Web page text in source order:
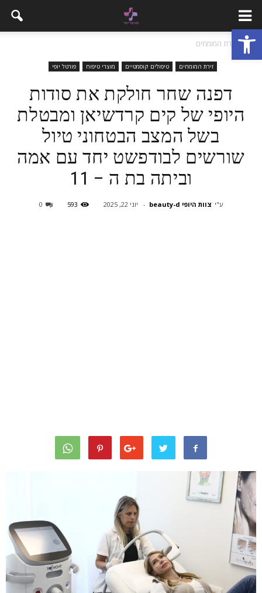
פתח סרגל נגישות
בית זירת המומחים
זירת המומחים טיפולים קוסמטיים מוצרי טיפוח פורטל יופי
דפנה שחר חולקת את סודות
היופי של קים קרדשיאן ומבטלת
בשל המצב הבטחוני טיול
שורשים לבודפשט יחד עם אמה
וביתה בת ה – 11
ע"י צוות היופי beauty-d - יוני 22, 2025 593
0